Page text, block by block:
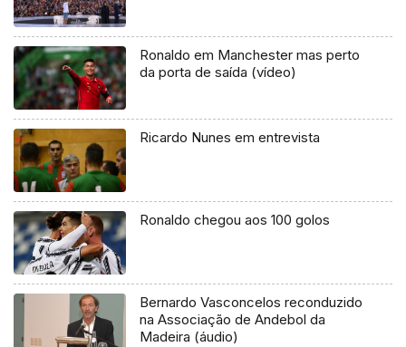
Ronaldo em Manchester mas perto
da porta de saída (vídeo)
Ricardo Nunes em entrevista
Ronaldo chegou aos 100 golos
Bernardo Vasconcelos reconduzido
na Associação de Andebol da
Madeira (áudio)